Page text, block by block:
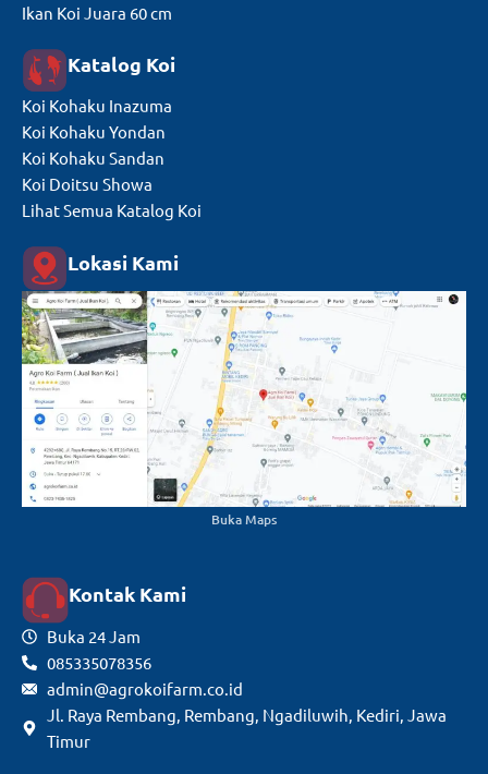
Ikan Koi Juara 60 cm
Katalog Koi
Koi Kohaku Inazuma
Koi Kohaku Yondan
Koi Kohaku Sandan
Koi Doitsu Showa
Lihat Semua Katalog Koi
Lokasi Kami
Buka Maps
Kontak Kami
Buka 24 Jam
085335078356
admin@agrokoifarm.co.id
Jl. Raya Rembang, Rembang, Ngadiluwih, Kediri, Jawa
Timur